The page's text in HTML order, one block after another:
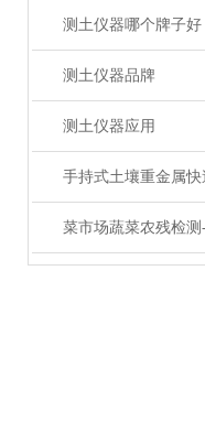
测土仪器哪个牌子好
测土仪器品牌
测土仪器应用